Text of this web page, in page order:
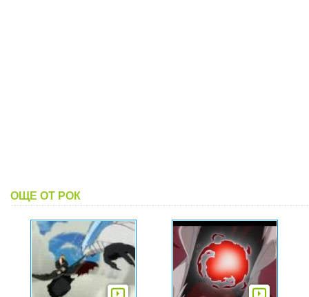
ОЩЕ ОТ РОК